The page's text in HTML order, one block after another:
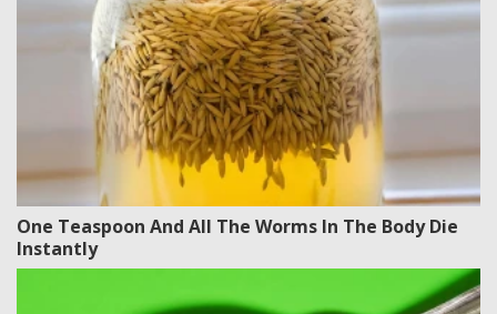
One Teaspoon And All The Worms In The Body Die
Instantly